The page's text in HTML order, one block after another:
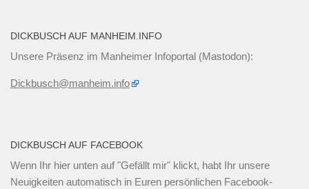
DICKBUSCH AUF MANHEIM.INFO
Unsere Präsenz im Manheimer Infoportal (Mastodon):
Dickbusch@manheim.info
DICKBUSCH AUF FACEBOOK
Wenn Ihr hier unten auf "Gefällt mir" klickt, habt Ihr unsere
Neuigkeiten automatisch in Euren persönlichen Facebook-